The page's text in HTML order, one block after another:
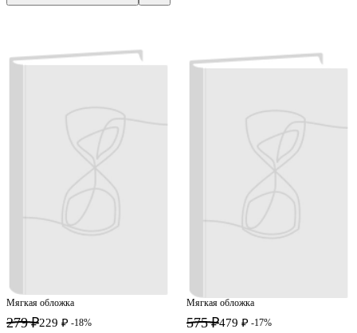
Мягкая обложка
279 ₽229 ₽ -18%
Мягкая обложка
575 ₽479 ₽ -17%